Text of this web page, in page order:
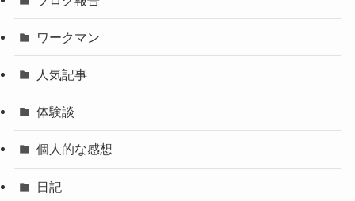
ワークマン
人気記事
体験談
個人的な感想
日記